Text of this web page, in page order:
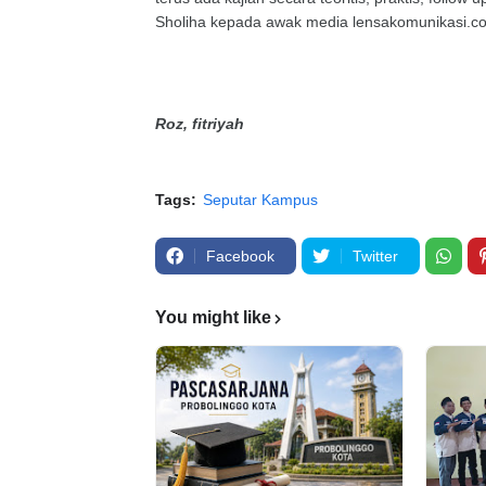
Sholiha kepada awak media
Roz, fitriyah
Tags: Seputar Kampus
Facebook Twitter
You might like